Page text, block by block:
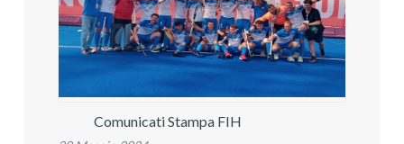
Comunicati Stampa FIH